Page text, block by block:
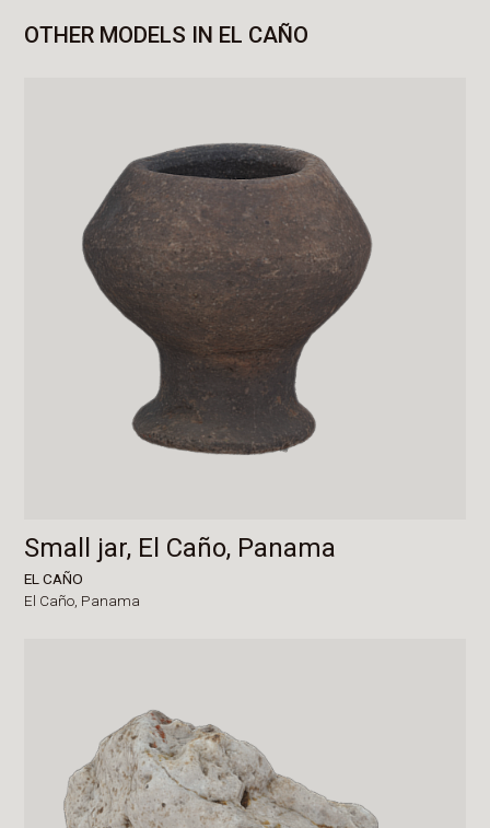
OTHER MODELS IN EL CAÑO
Small jar, El Caño, Panama
EL CAÑO
El Caño, Panama